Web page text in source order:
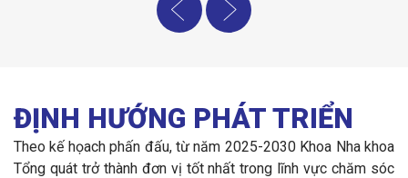
ĐỊNH HƯỚNG PHÁT TRIỂN
Theo kế họach phấn đấu, từ năm 2025-2030 Khoa Nha khoa
Tổng quát trở thành đơn vị tốt nhất trong lĩnh vực chăm sóc